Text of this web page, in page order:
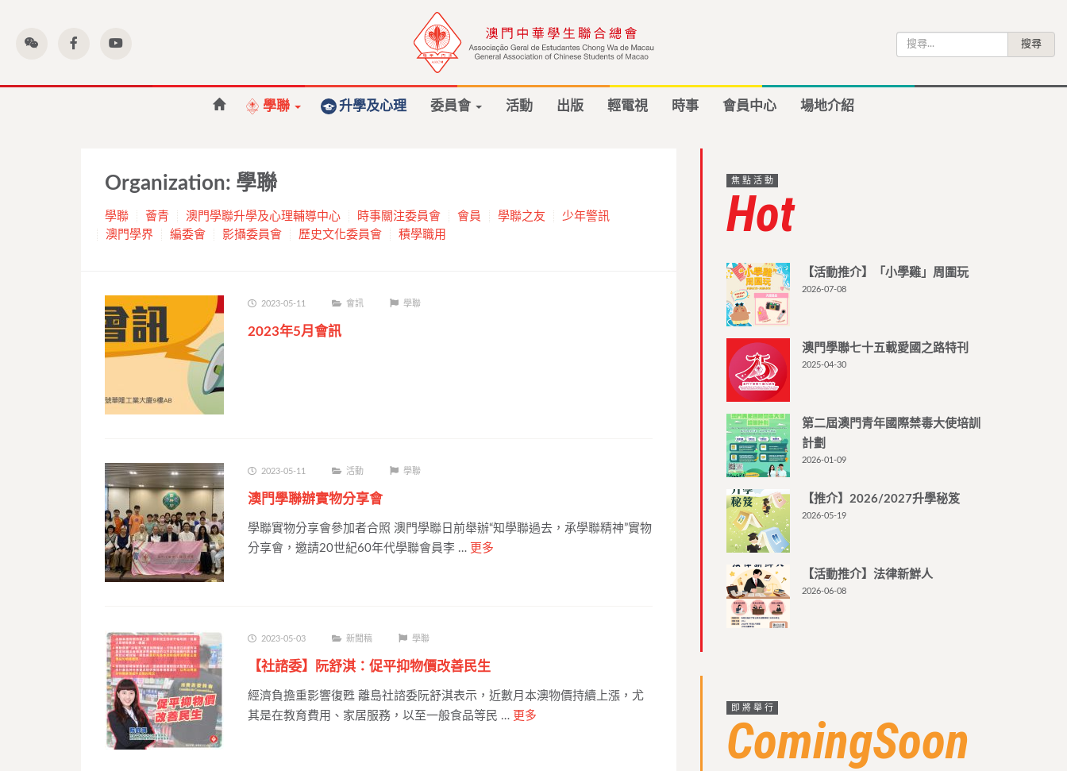
尋
學聯 升學及心理 委員會 活動 出版 輕電視 時事 會員中心 場地介紹
Organization: 學聯
學聯 薈青 澳門學聯升學及心理輔導中心 時事關注委員會 會員 學聯之友
少年警訊
澳門學界
編委會 影攝委員會 歷史文化委員會 積學職用
2023-05-11 會訊 學聯
2023年5月會訊
2023-05-11 活動 學聯
澳門學聯辦實物分享會
學聯實物分享會參加者合照 澳門學聯日前舉辦“知學聯過去，承學聯精神”實物
分享會，邀請20世紀60年代學聯會員李 … 更多
2023-05-03 新聞稿 學聯
【社諮委】阮舒淇：促平抑物價改善民生
經濟負擔重影響復甦 離島社諮委阮舒淇表示，近數月本澳物價持續上漲，尤
其是在教育費用、家居服務，以至一般食品等民 … 更多
焦點活動
Hot
【活動推介】「小學雞」周圍玩
2026-07-08
澳門學聯七十五載愛國之路特刊
2025-04-30
第二屆澳門青年國際禁毒大使培訓
計劃
2026-01-09
【推介】2026/2027升學秘笈
2026-05-19
【活動推介】法律新鮮人
2026-06-08
即將舉行
ComingSoon